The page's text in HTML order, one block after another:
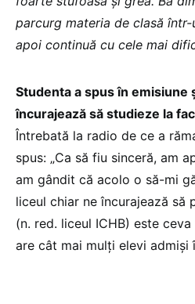
parcurg materia de clasă
apoi continuă cu cele mai
Studenta a spus în emisiune
încurajează să studieze la
Întrebată la radio de ce a
spus: „Ca să fiu sinceră, am
am gândit că acolo o să-mi
liceul chiar ne încurajează să
(n. red. liceul ICHB) este
are cât mai mulți elevi admiși